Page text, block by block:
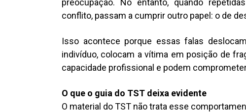
preocupação. No entanto, quando
conflito, passam a cumprir outro papel: o de
Isso acontece porque essas falas
indivíduo, colocam a vítima em posição de
capacidade profissional e podem
O que o guia do TST deixa evidente
O material do TST não trata esse